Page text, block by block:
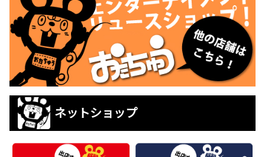
ネットショップ